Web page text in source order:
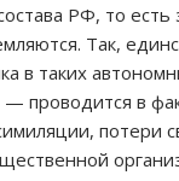
РФ, то
Так,
в таких
проводится в